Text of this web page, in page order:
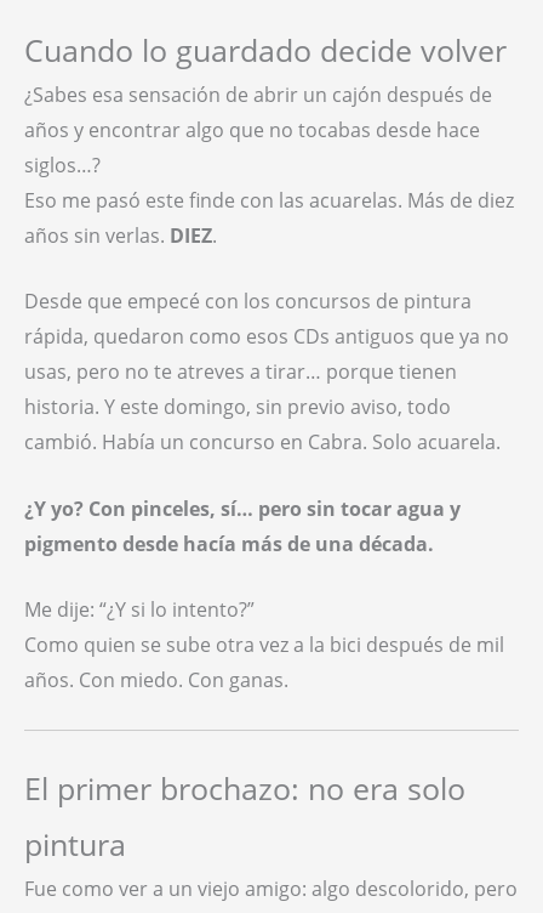
Cuando lo guardado decide volver
¿Sabes esa sensación de abrir un cajón después de
años y encontrar algo que no tocabas desde hace
siglos…?
Eso me pasó este finde con las acuarelas. Más de diez
años sin verlas. DIEZ.
Desde que empecé con los concursos de pintura
rápida, quedaron como esos CDs antiguos que ya no
usas, pero no te atreves a tirar… porque tienen
historia. Y este domingo, sin previo aviso, todo
cambió. Había un concurso en Cabra. Solo acuarela.
¿Y yo? Con pinceles, sí… pero sin tocar agua y
pigmento desde hacía más de una década.
Me dije: “¿Y si lo intento?”
Como quien se sube otra vez a la bici después de mil
años. Con miedo. Con ganas.
El primer brochazo: no era solo
pintura
Fue como ver a un viejo amigo: algo descolorido, pero